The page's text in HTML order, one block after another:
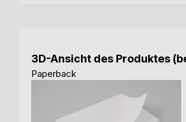
3D-Ansicht des Produktes
Paperback